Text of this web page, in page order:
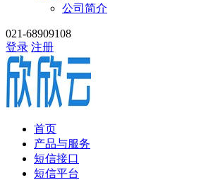
公司简介
021-68909108
登录 注册
首页
产品与服务
短信接口
短信平台